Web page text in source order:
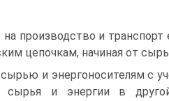
производство и
цепочкам, начиная от
и энергоносителям с
сырья и энергии в